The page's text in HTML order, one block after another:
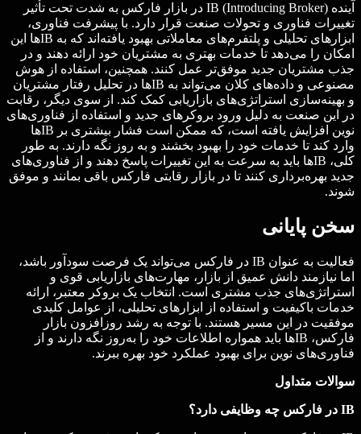
آینده IB (Introducing Broker) در بازار فارکس به شدت تحت تأثیر
تغییرات فناوری و تحولات صنعت قرار دارد. با پیشرفت فناوری،
ابزارهای تحلیلی و پلتفرم‌های معاملاتی بهبود یافته‌اند که به IBها این
امکان را می‌دهد تا خدمات بهتری به مشتریان خود ارائه دهند و در
جذب مشتریان جدید موفق‌تر عمل کنند. همچنین، استفاده از هوش
مصنوعی و داده‌های کلان می‌تواند به IBها در تحلیل رفتار مشتریان
و بهینه‌سازی استراتژی‌های بازاریابی کمک کند. از سوی دیگر، رقابت
در این صنعت به دلیل ورود بروکرهای جدید و استفاده از فناوری‌های
نوین افزایش یافته است، که ممکن است فشار بیشتری بر IBها
وارد کند تا خدمات خود را بهبود بخشند و به روز نگه دارند. به طور
کلی، IBها باید به سرعت به این تغییرات پاسخ دهند و از فناوری‌های
جدید بهره‌برداری کنند تا در بازار رقابتی فارکس باقی بمانند و موفق
شوند.
سخن پایانی
فعالیت به عنوان IB در فارکس می‌تواند یک فرصت سودآور باشد،
اما نیازمند دانش عمیق از بازار، مهارت‌های بازاریابی قوی و
استراتژی‌های جذب مشتری است. انتخاب یک بروکر معتبر، ارائه
خدمات باکیفیت و استفاده از ابزارهای تحلیلی، از عوامل کلیدی
موفقیت در این مسیر هستند. با توجه به رشد روزافزون بازار
فارکس، IBها باید همواره اطلاعات خود را به‌روز نگه دارند و از
فناوری‌های نوین برای بهبود عملکرد خود بهره ببرند.
سوالات متداول
IB در فارکس چه وظایفی دارد؟